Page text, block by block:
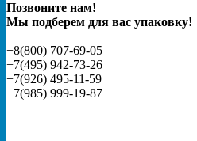
Позвоните нам!
Мы подберем для вас упаковку!
+8(800) 707-69-05
+7(495) 942-73-26
+7(926) 495-11-59
+7(985) 999-19-87